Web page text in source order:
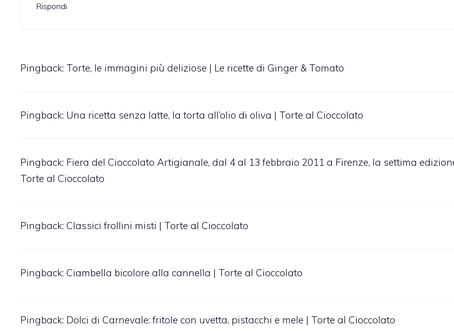
Rispondi
Pingback: Torte, le immagini più deliziose | Le ricette di Ginger & Tomato
Pingback: Una ricetta senza latte, la torta all’olio di oliva | Torte al Cioccolato
Pingback: Fiera del Cioccolato Artigianale, dal 4 al 13 febbraio 2011 a Firenze, la settima
Torte al Cioccolato
Pingback: Classici frollini misti | Torte al Cioccolato
Pingback: Ciambella bicolore alla cannella | Torte al Cioccolato
Pingback: Dolci di Carnevale: fritole con uvetta, pistacchi e mele | Torte al Cioccolato